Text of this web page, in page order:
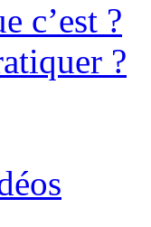
c’est ?
?